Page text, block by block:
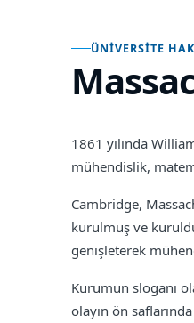
ÜNIVERSITE
1861 yılında
mühendislik,
Cambridge,
kurulmuş ve
genişleterek
Kurumun sloganı
olayın ön